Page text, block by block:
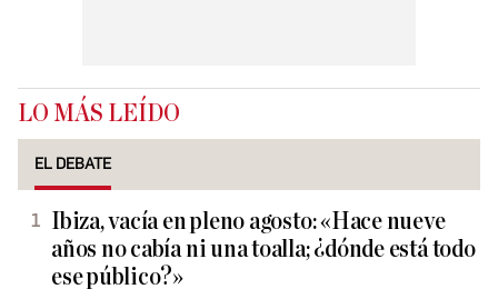
LO MÁS LEÍDO
EL DEBATE
Ibiza, vacía en pleno agosto: «Hace nueve
años no cabía ni una toalla; ¿dónde está todo
ese público?»